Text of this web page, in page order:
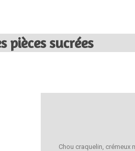
pièces sucrées
Chou craquelin, crémeux